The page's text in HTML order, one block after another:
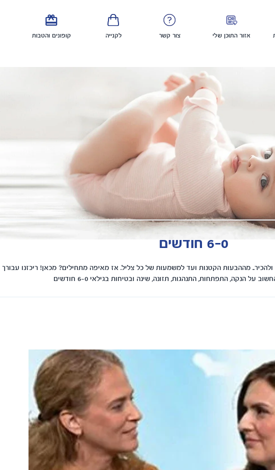
אזור התוכן שלי צור קשר לקנייה

קופונים והטבות
6-0 חודשים
מההבעות הקטנות ועד למשמעות של כל צליל. אז מאיפה מתחילים? מכאן! ריכזנו
על הנקה, התפתחות, התנהגות, תזונה, שינה ובטיחות בגילאי 6-0 חודשים